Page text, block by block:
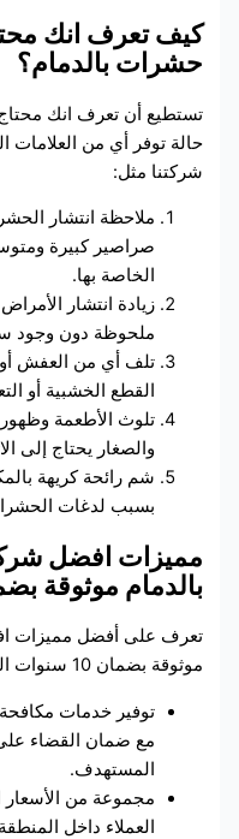
كيف تعرف انك
حشرات بالدمام؟
تستطيع أن تعرف انك
حالة توفر أي من العلامات
شركتنا مثل:
ملاحظة انتشار
صراصير كبيرة
الخاصة بها.
زيادة انتشار
ملحوظة دون وجود
تلف أي من العفش أو
القطع الخشبية أو
تلوث الأطعمة
والصغار يحتاج
شم رائحة كريهة
بسبب لدغات
مميزات افضل
بالدمام موثوقة بضمان 10
تعرف على أفضل مميزات
موثوقة بضمان 10 سنوات التي يعد من أهمها ما يلي:
توفير خدمات
مع ضمان القضاء
المستهدف.
مجموعة من الأسعار
العملاء داخل